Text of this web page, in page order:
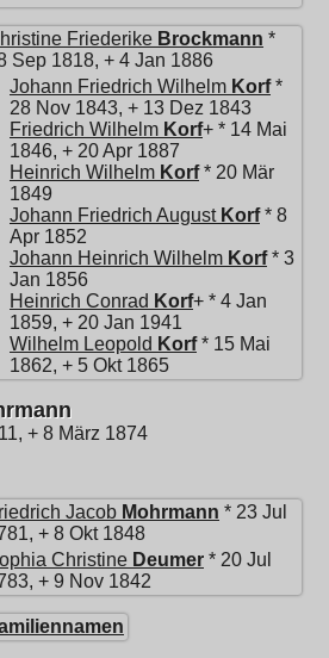
Friederike Brockmann *
Sep 1818, + 4 Jan 1886
Johann Friedrich Wilhelm Korf*
28 Nov 1843, + 13 Dez 1843
Friedrich Wilhelm Korf+ * 14 Mai
1846, + 20 Apr 1887
Heinrich Wilhelm Korf* 20 Mär
1849
Johann Friedrich August Korf* 8
Apr 1852
Johann Heinrich Wilhelm Korf* 3
Jan 1856
Heinrich Conrad Korf+ * 4 Jan
1859, + 20 Jan 1941
Wilhelm Leopold Korf* 15 Mai
1862, + 5 Okt 1865
+ 8 März 1874
Jacob Mohrmann * 23 Jul
+ 8 Okt 1848
Christine Deumer * 20 Jul
+ 9 Nov 1842